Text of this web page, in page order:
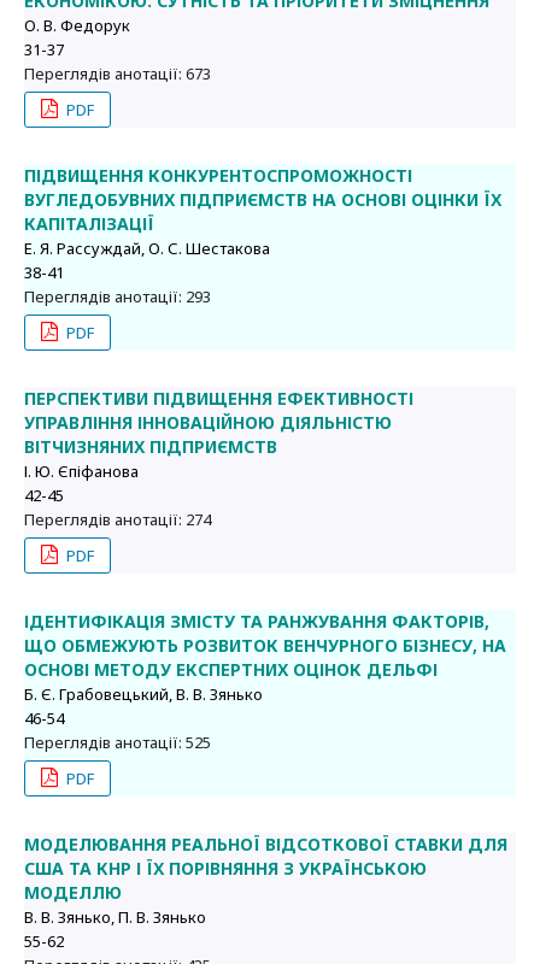
О. В. Федорук
31-37
Переглядів анотації: 673
PDF
ПІДВИЩЕННЯ КОНКУРЕНТОСПРОМОЖНОСТІ
ВУГЛЕДОБУВНИХ ПІДПРИЄМСТВ НА ОСНОВІ ОЦІНКИ ЇХ
КАПІТАЛІЗАЦІЇ
Е. Я. Рассуждай, О. С. Шестакова
38-41
Переглядів анотації: 293
PDF
ПЕРСПЕКТИВИ ПІДВИЩЕННЯ ЕФЕКТИВНОСТІ
УПРАВЛІННЯ ІННОВАЦІЙНОЮ ДІЯЛЬНІСТЮ
ВІТЧИЗНЯНИХ ПІДПРИЄМСТВ
І. Ю. Єпіфанова
42-45
Переглядів анотації: 274
PDF
ІДЕНТИФІКАЦІЯ ЗМІСТУ ТА РАНЖУВАННЯ ФАКТОРІВ,
ЩО ОБМЕЖУЮТЬ РОЗВИТОК ВЕНЧУРНОГО БІЗНЕСУ, НА
ОСНОВІ МЕТОДУ ЕКСПЕРТНИХ ОЦІНОК ДЕЛЬФІ
Б. Є. Грабовецький, В. В. Зянько
46-54
Переглядів анотації: 525
PDF
МОДЕЛЮВАННЯ РЕАЛЬНОЇ ВІДСОТКОВОЇ СТАВКИ ДЛЯ
США ТА КНР І ЇХ ПОРІВНЯННЯ З УКРАЇНСЬКОЮ
МОДЕЛЛЮ
В. В. Зянько, П. В. Зянько
55-62